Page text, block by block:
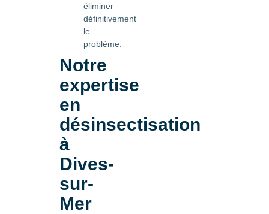
éliminer
définitivement
le
problème.
Notre
expertise
en
désinsectisation
à
Dives-
sur-
Mer